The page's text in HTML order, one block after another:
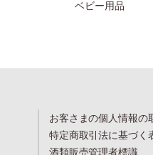
ベビー用品
お客さまの個人情報の
特定商取引法に基づく
酒類販売管理者標識